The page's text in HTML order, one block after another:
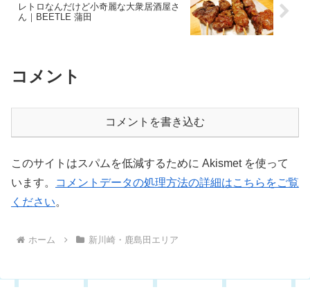
レトロなんだけど小奇麗な大衆居酒屋さ
ん｜BEETLE 蒲田
コメント
コメントを書き込む
このサイトはスパムを低減するために Akismet を使って
います。
コメントデータの処理方法の詳細はこちらをご覧
ください。
ホーム 新川崎・鹿島田エリア